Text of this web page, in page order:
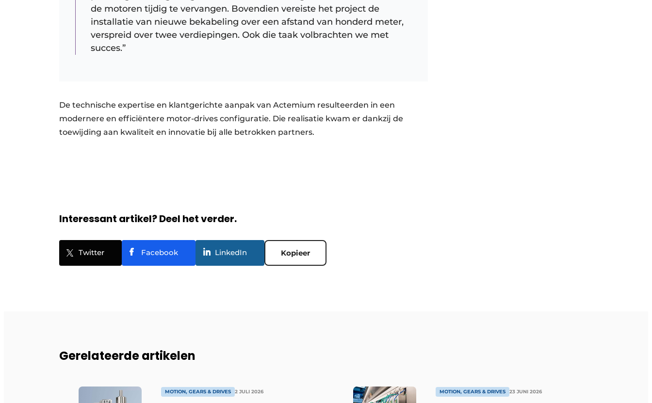
de motoren tijdig te vervangen. Bovendien vereiste het project de
installatie van nieuwe bekabeling over een afstand van honderd meter,
verspreid over twee verdiepingen. Ook die taak volbrachten we met
succes.”
De technische expertise en klantgerichte aanpak van Actemium resulteerden in een
modernere en efficiëntere motor-drives configuratie. Die realisatie kwam er dankzij de
toewijding aan kwaliteit en innovatie bij alle betrokken partners.
Interessant artikel? Deel het verder.
Twitter Facebook LinkedIn Kopieer
Gerelateerde artikelen
MOTION, GEARS & DRIVES 2 JULI 2026 MOTION, GEARS & DRIVES 23 JUNI 2026